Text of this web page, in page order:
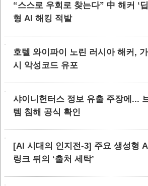
“스스로 우회로 찾는다” 中 해커 ‘
형 AI 해킹 적발
호텔 와이파이 노린 러시아 해커,
시 악성코드 유포
샤이니헌터스 정보 유출 주장에...
템 침해 공식 확인
[AI 시대의 인지전-3] 주요 생성형
링크 뒤의 ‘출처 세탁’